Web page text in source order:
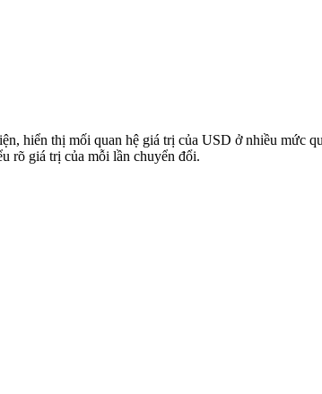
hiển thị mối quan hệ giá trị của USD ở nhiều mức
rõ giá trị của mỗi lần chuyển đổi.